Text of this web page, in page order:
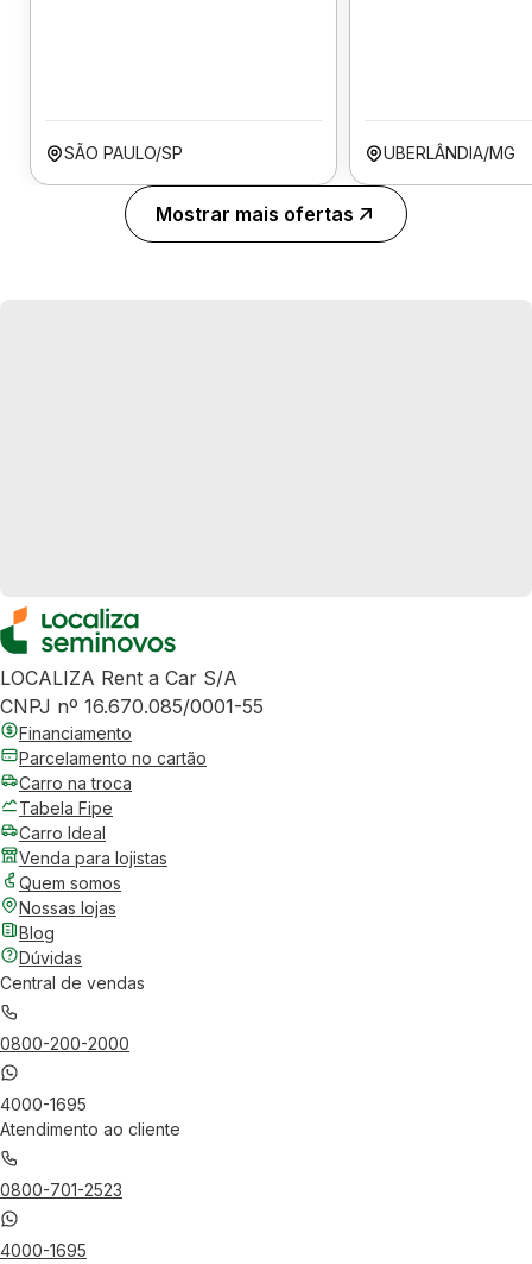
SÃO PAULO/SP UBERLÂNDIA/MG
Mostrar mais ofertas
LOCALIZA Rent a Car S/A
CNPJ nº 16.670.085/0001-55
Financiamento
Parcelamento no cartão
Carro na troca
Tabela Fipe
Carro Ideal
Venda para lojistas
Quem somos
Nossas lojas
Blog
Dúvidas
Central de vendas
0800-200-2000
4000-1695
Atendimento ao cliente
0800-701-2523
4000-1695